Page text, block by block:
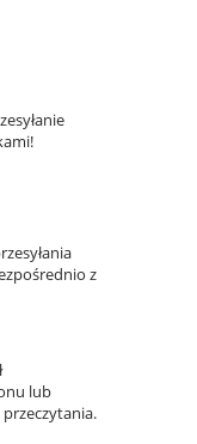
z
lub